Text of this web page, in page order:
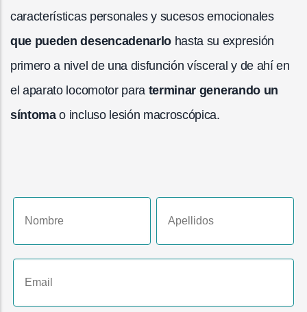
características personales y sucesos emocionales
que pueden desencadenarlo hasta su expresión
primero a nivel de una disfunción vísceral y de ahí en
el aparato locomotor para terminar generando un
síntomao incluso lesión macroscópica.